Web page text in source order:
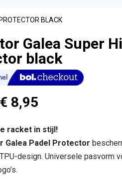
BLACK
Galea Super
black
Oorspronkelijke
prijs
9,95.
€ 8,95
is:
€ 8,95.
racket in stijl!
Galea Padel Protector
design. Universele pasvorm